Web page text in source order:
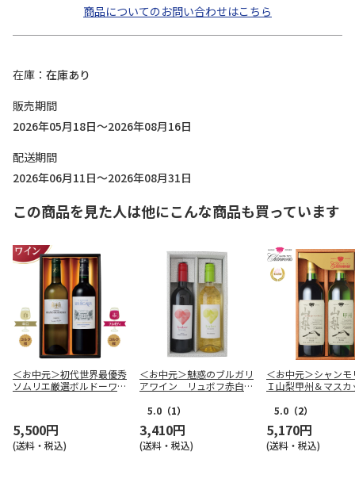
商品についてのお問い合わせはこちら
在庫
在庫あり
販売期間
2026年05月18日～2026年08月16日
配送期間
2026年06月11日～2026年08月31日
この商品を見た人は他にこんな商品も買っています
＜お中元＞初代世界最優秀
ソムリエ厳選ボルドーワイ
5,500円
(送料・税込)
＜お中元＞魅惑のブルガリ
アワイン リュボフ赤白セ
5.0 （1）
3,410円
(送料・税込)
＜お中元＞シャン
Ｉ山梨甲州＆マス
5.0 （2）
5,170円
(送料・税込)